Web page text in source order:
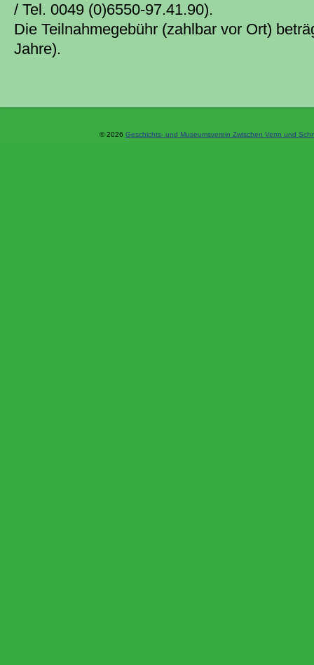
/ Tel. 0049 (0)6550-97.41.90).
Die Teilnahmegebühr (zahlbar vor Ort)
Jahre).
© 2026 Geschichts- und Museumsverein Zwischen Venn und